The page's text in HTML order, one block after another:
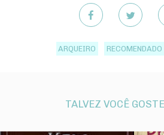
ARQUEIRO
TALVEZ VOCÊ